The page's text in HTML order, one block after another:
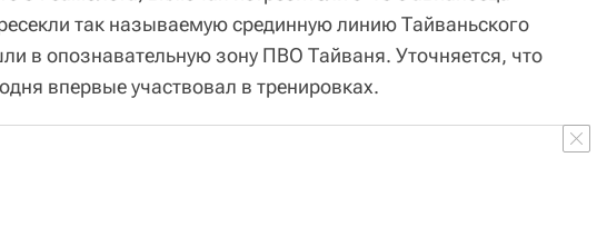
так называемую срединную линию Тайваньского
в опознавательную зону ПВО Тайваня. Уточняется, что
впервые участвовал в тренировках.